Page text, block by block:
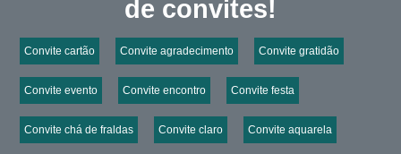
de convites!
Convite cartão Convite agradecimento Convite gratidão
Convite evento Convite encontro Convite festa
Convite chá de fraldas Convite claro Convite aquarela